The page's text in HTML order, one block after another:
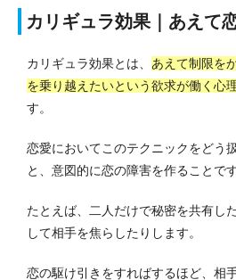
カリギュラ効果｜あえて
カリギュラ効果とは、 あえて制限を
を乗り越えたいという欲求が働く心
す。
恋愛においてこのテクニックをどう
と、意図的に恋の障害を作ることです
たとえば、二人だけで秘密を共有し
して相手を焦らしたりします。
恋の駆け引きをすればするほど、相